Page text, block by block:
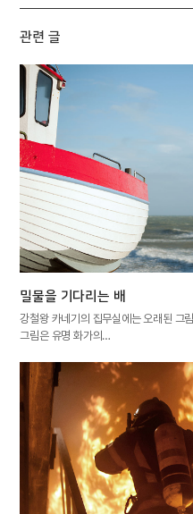
관련 글
밀물을 기다리는 배
강철왕 카네기의 집무실에는 오래된 그
그림은 유명 화가의…